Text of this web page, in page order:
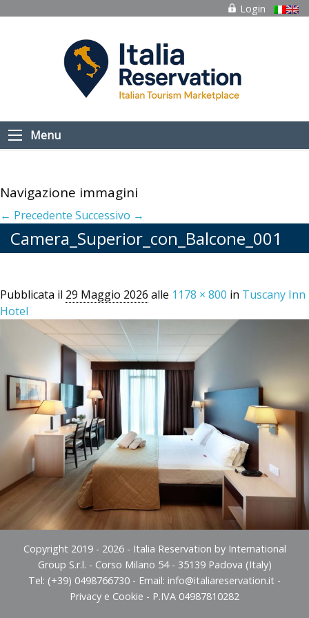
Login
Menu
Navigazione immagini
← Precedente Successivo →
Camera_Superior_con_Balcone_001
Pubblicata il 29 Maggio 2026 alle 1178 × 800 in Tuscany Inn
Hotel
Copyright 2019 - 2026 - Italia Reservation by International
Group S.r.l. - Corso Milano 54 - 35139 Padova (Italy)
Tel: (+39) 0498766730 - Email: info@italiareservation.it -
Privacy e Cookie - P.IVA 04987810282